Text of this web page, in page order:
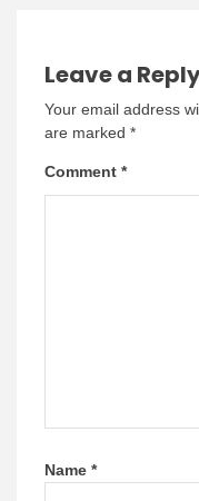
Leave a
Your email address
are marked *
Comment *
Name *